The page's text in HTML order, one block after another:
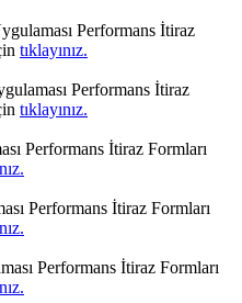
Performans İtiraz
tıklayınız.
Performans İtiraz
tıklayınız.
Performans İtiraz Formları
Performans İtiraz Formları
Performans İtiraz Formları